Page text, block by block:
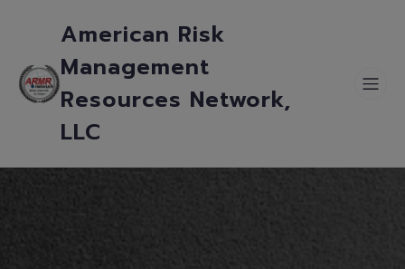
American Risk
Management
Resources Network,
LLC